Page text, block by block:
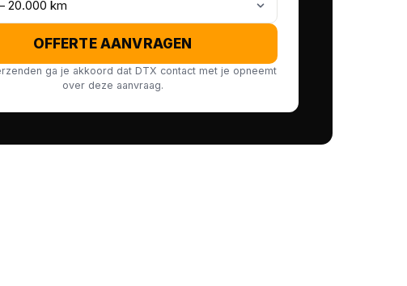
OFFERTE AANVRAGEN
ga je akkoord dat DTX contact met je opneemt
over deze aanvraag.